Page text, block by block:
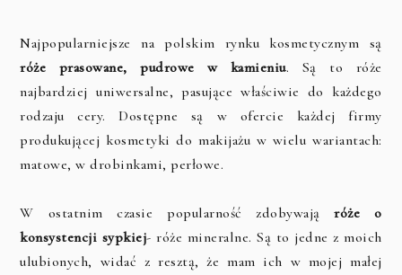
Najpopularniejsze na polskim rynku kosmetycznym są
róże prasowane, pudrowe w kamieniu. Są to róże
najbardziej uniwersalne, pasujące właściwie do każdego
rodzaju cery. Dostępne są w ofercie każdej firmy
produkującej kosmetyki do makijażu w wielu wariantach:
matowe, w drobinkami, perłowe.
W ostatnim czasie popularność zdobywająróże o
konsystencji sypkiej- róże mineralne. Są to jedne z moich
ulubionych, widać z resztą, że mam ich w mojej małej